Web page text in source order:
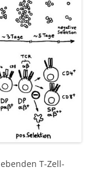
T-Zell-